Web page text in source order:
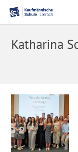
Katharina